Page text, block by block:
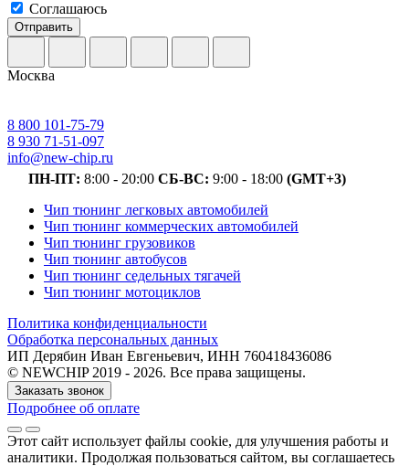
Соглашаюсь
Отправить
Москва
8 800 101-75-79
8 930 71-51-097
info@new-chip.ru
ПН-ПТ: 8:00 - 20:00 СБ-ВС: 9:00 - 18:00 (GMT+3)
Чип тюнинг легковых автомобилей
Чип тюнинг коммерческих автомобилей
Чип тюнинг грузовиков
Чип тюнинг автобусов
Чип тюнинг седельных тягачей
Чип тюнинг мотоциклов
Политика конфиденциальности
Обработка персональных данных
ИП Дерябин Иван Евгеньевич, ИНН 760418436086
© NEWCHIP 2019 - 2026. Все права защищены.
Заказать звонок
Подробнее об оплате
Этот сайт использует файлы cookie, для улучшения работы и
аналитики. Продолжая пользоваться сайтом, вы соглашаетесь